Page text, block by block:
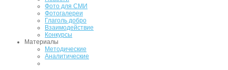
Фото для СМИ
Фотогалереи
Глаголь добро
Взаимодействие
Конкурсы
Материалы
Методические
Аналитические